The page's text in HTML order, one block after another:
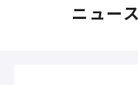
ニュー